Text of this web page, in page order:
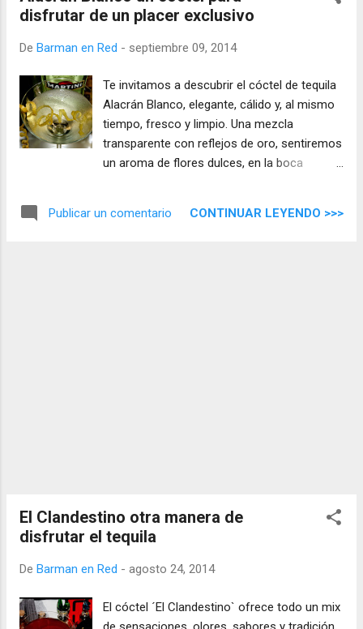
disfrutar de un placer exclusivo
De Barman en Red - septiembre 09, 2014
Te invitamos a descubrir el cóctel de tequila
Alacrán Blanco, elegante, cálido y, al mismo
tiempo, fresco y limpio. Una mezcla
transparente con reflejos de oro, sentiremos
un aroma de flores dulces, en la boca
de beber para cualquier paladar ...
Publicar un comentario CONTINUAR LEYENDO >>>
El Clandestino otra manera de
disfrutar el tequila
De Barman en Red - agosto 24, 2014
El cóctel ´El Clandestino` ofrece todo un mix